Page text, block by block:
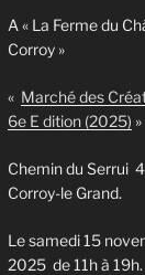
A « La Ferme du
Corroy »
« Marché des
6e E dition (2025) »
Chemin du Serrui
Corroy-le Grand.
Le samedi 15
2025 de 11h à 19h.